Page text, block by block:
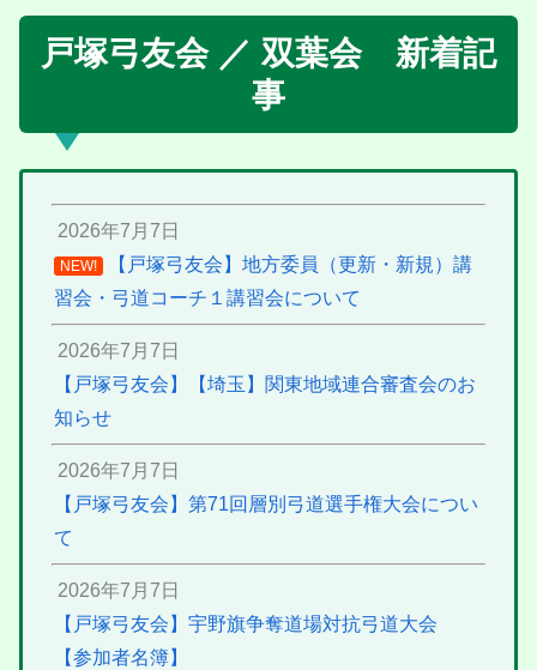
戸塚弓友会 ／ 双葉会 新着記
事
2026年7月7日
NEW!
【戸塚弓友会】地方委員（更新・新規）講
習会・弓道コーチ１講習会について
2026年7月7日
【戸塚弓友会】【埼玉】関東地域連合審査会のお
知らせ
2026年7月7日
【戸塚弓友会】第71回層別弓道選手権大会につい
て
2026年7月7日
【戸塚弓友会】宇野旗争奪道場対抗弓道大会
【参加者名簿】